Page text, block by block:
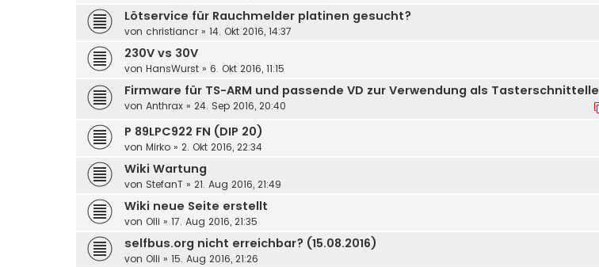
Lötservice für Rauchmelder platinen gesucht?
von christiancr » 14. Okt 2016, 14:37
230V vs 30V
von HansWurst » 6. Okt 2016, 11:15
Firmware für TS-ARM und passende VD zur Verwendung als Tasterschnittelle
von Anthrax » 24. Sep 2016, 20:40
P 89LPC922 FN (DIP 20)
von Mirko » 2. Okt 2016, 22:34
Wiki Wartung
von StefanT » 21. Aug 2016, 21:49
Wiki neue Seite erstellt
von Olli » 17. Aug 2016, 21:35
selfbus.org nicht erreichbar? (15.08.2016)
von Olli » 15. Aug 2016, 21:26